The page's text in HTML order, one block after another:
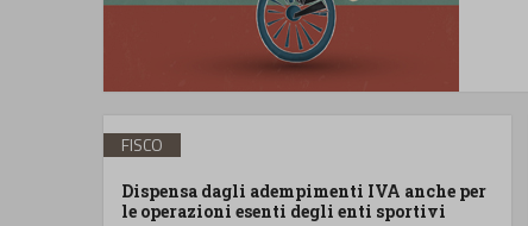
FISCO
Dispensa dagli adempimenti IVA anche per
le operazioni esenti degli enti sportivi